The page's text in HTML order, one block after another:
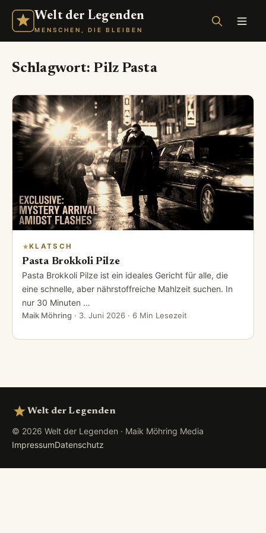
Welt der Legenden
MENSCHEN, DIE BLEIBEN
Schlagwort: Pilz Pasta
KLATSCH
Pasta Brokkoli Pilze
Pasta Brokkoli Pilze ist ein ideales Gericht für alle, die
eine schnelle, aber nährstoffreiche Mahlzeit suchen. In
nur 30 Minuten …
Maik Möhring · 3. Juni 2026 · 6 Min Lesezeit
Welt der Legenden
© 2026 Welt der Legenden · Maik Möhring Media
ImpressumDatenschutz